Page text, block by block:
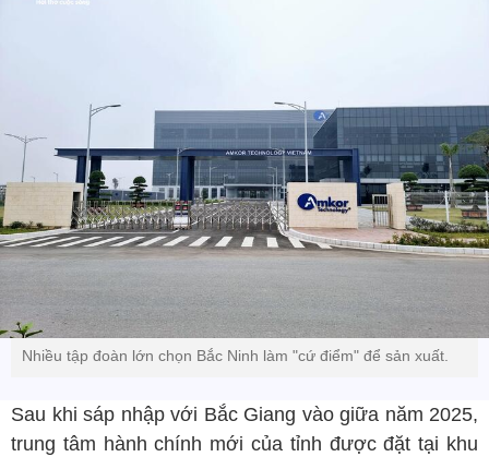
Nhiều tập đoàn lớn chọn Bắc Ninh làm "cứ điểm" để sản xuất.
Sau khi sáp nhập với Bắc Giang vào giữa năm 2025,
trung tâm hành chính mới của tỉnh được đặt tại khu